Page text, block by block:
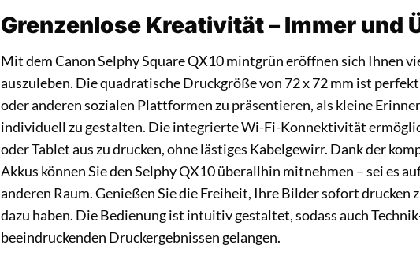
Grenzenlose Kreativität – Immer und
Mit dem Canon Selphy Square QX10 mintgrün eröffnen sich Ihnen
auszuleben. Die quadratische Druckgröße von 72 x 72 mm ist
oder anderen sozialen Plattformen zu präsentieren, als kleine
individuell zu gestalten. Die integrierte Wi-Fi-Konnektivität
oder Tablet aus zu drucken, ohne lästiges Kabelgewirr. Dank der
Akkus können Sie den Selphy QX10 überallhin mitnehmen – sei es
anderen Raum. Genießen Sie die Freiheit, Ihre Bilder sofort drucken
dazu haben. Die Bedienung ist intuitiv gestaltet, sodass auch
beeindruckenden Druckergebnissen gelangen.